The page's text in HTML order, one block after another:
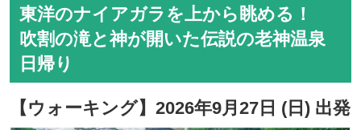
東洋のナイアガラを上から眺める！
吹割の滝と神が開いた伝説の老神温泉
日帰り
【ウォーキング】2026年9月27日 (日) 出発